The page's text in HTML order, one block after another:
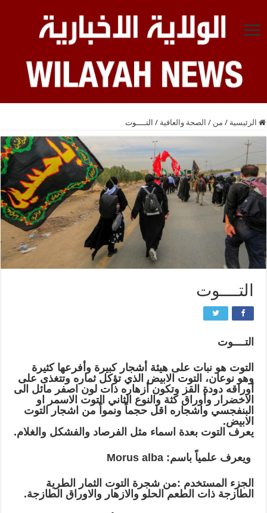
الرئيسية / من / الصحة والعافية / التــــوت
التــــوت
التــــوت
التوت هو نبات على هيئة أشجار كبيرة وأفرعها كثيرة
وهو نوعان، التوت الابيض الذي تؤكل ثماره وتتغذى على
أوراقه دودة القز وتكون أزهاره ذات لون اصفر مائل الى
الاخضرار وأوراق كثة والنوع الثاني التوت الاسمر او
البنفجسي واشجاره اقل حجماً ونمواً من اشجار التوت
الابيض.
يعرف التوت بعدة اسماء مثل الفرصاد والفشكل والغلام.
ويعرف علمياً باسم: Morus alba
الجزء المستخدم :من شجرة التوت الثمار الطرية
الطازجة ذات الطعم الحلو والازهار والاوراق الطازجة.